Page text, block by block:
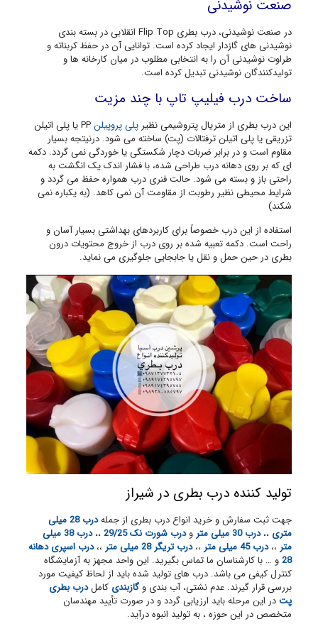
صنعت نوشیدنی
در صنعت نوشیدنی، درب بطری Flip Top انقلابی در بسته بندی
نوشیدنی های گازدار ایجاد کرده است. توانایی آن در حفظ کربناته و
طراوت نوشیدنی آن را به انتخابی مطلوب در میان کارخانه ها و
تولیدکنندگان نوشیدنی تبدیل کرده است.
ساخت درب فیلیپ تاپ با چند مزیت
این درب بطری از متریال پتروشیمی نظیر پلی پروپیلن
PP یا پلی اتیلن
تزریقی یا پلی اتیلن ترفتالات (پت) ساخته می شود. درنیتجه بسیار
مقاوم است و در برابر ضربات دچار شکستگی یا خوردگی نمی گردد. دکمه
ای که بر روی دهانه درب طراحی شده، با فشار اندک یک انگشت به
راحتی باز و بسته می شود. حالت فنری درب همواره حفظ می گردد و
شرایط محیطی نظیر رطوبت از مقاومت آن نمی کاهد. (به یکباره نمی
شکند)
استفاده از این درب خصوصاً برای کاربردهای بهداشتی بسیار آسان و
راحت است. دکمه تعبیه شده بر روی درب از خروج محتویات درون
بطری در حین حمل و نقل یا جابجایی جلوگیری می نماید.
تولید کننده درب بطری در شیراز
جهت ثبت سفارش و خرید انواع درب بطری از جمله
درب 28 میلی
متری ،،درب 30 میلی متر ودرب شورت نک 29/25 ،،
درب 38 میلی
متر،،درب 45 میلی متر ،،درب تریگر 28 میلی متر ،،درب اسپری دهانه
28و … با کارشناسان ما تماس بگیرید. این واحد مجهز به آزمایشگاه
کنترل کیفی می باشد. درب های تولید شده باید از لحاظ کیفیت مورد
بررسی قرار گیرند. عدم نشتی، آب بندی وگازبندی کاملدرب بطری
پتدر این مرحله باید ارزیابی گردد و در صورت تأیید مهندسان
متخصص در این حوزه ، به تولید انبوه درآید.